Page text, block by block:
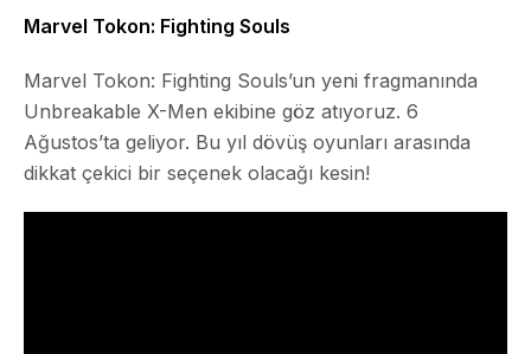
Marvel Tokon: Fighting Souls
Marvel Tokon: Fighting Souls’un yeni fragmanında
Unbreakable X-Men ekibine göz atıyoruz. 6
Ağustos’ta geliyor. Bu yıl dövüş oyunları arasında
dikkat çekici bir seçenek olacağı kesin!